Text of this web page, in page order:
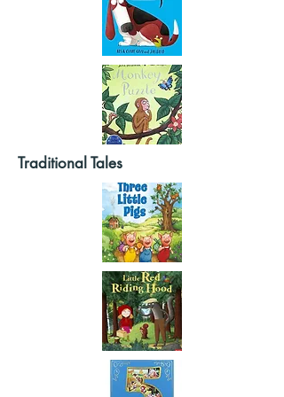
Traditional Tales